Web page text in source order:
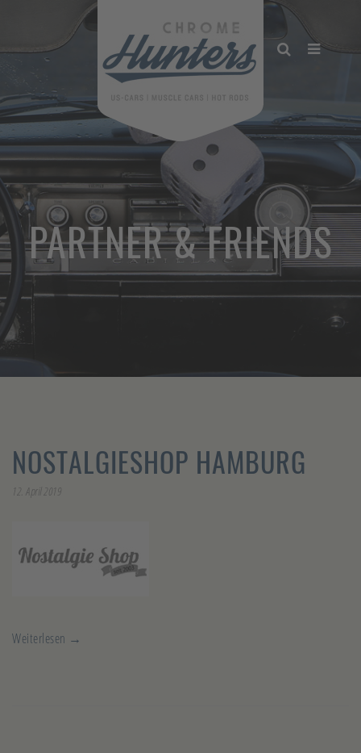
PARTNER & FRIENDS
NOSTALGIESHOP HAMBURG
12. April 2019
Weiterlesen →